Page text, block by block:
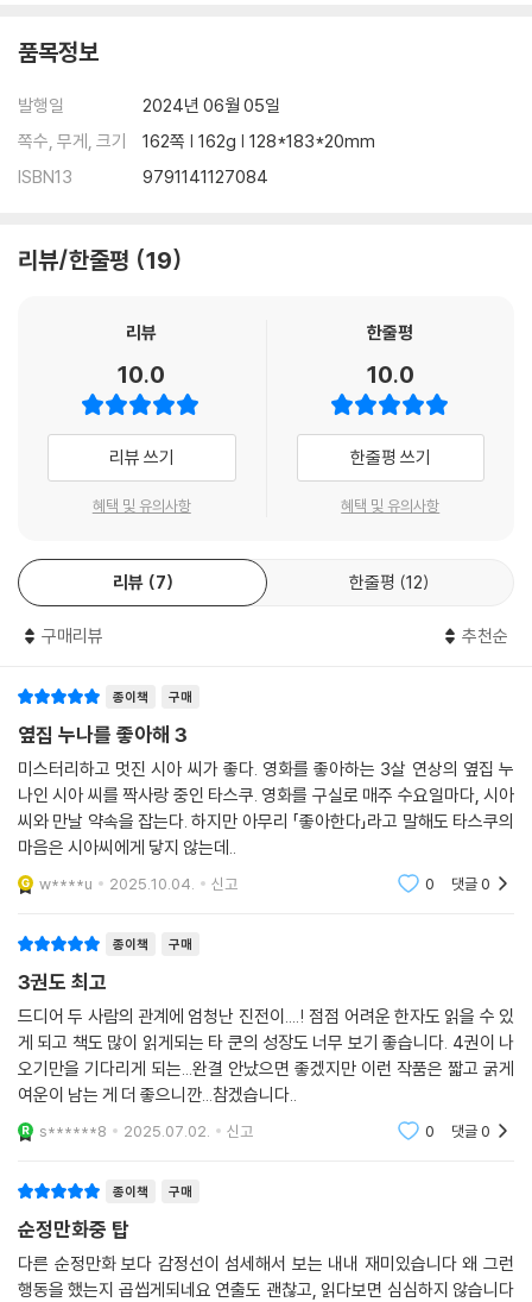
품목정보
발행일
2024년 06월 05일
쪽수, 무게, 크기
162쪽 | 162g | 128*183*20mm
ISBN13
9791141127084
리뷰/한줄평 19
리뷰
10.0
리뷰 쓰기
혜택 및 유의사항
한줄평
10.0
한줄평 쓰기
혜택 및 유의사항
리뷰 7 한줄평 12
구매리뷰 추천순
종이책 구매
옆집 누나를 좋아해 3
미스터리하고 멋진 시아 씨가 좋다. 영화를 좋아하는 3살 연상의 옆집 누
나인 시아 씨를 짝사랑 중인 타스쿠. 영화를 구실로 매주 수요일마다, 시아
씨와 만날 약속을 잡는다. 하지만 아무리 「좋아한다」라고 말해도 타스쿠의
마음은 시아씨에게 닿지 않는데..
w****u 2025.10.04. 신고 0 댓글0
종이책 구매
3권도 최고
드디어 두 사람의 관계에 엄청난 진전이....! 점점 어려운 한자도 읽을 수 있
게 되고 책도 많이 읽게되는 타 쿤의 성장도 너무 보기 좋습니다. 4권이 나
오기만을 기다리게 되는...완결 안났으면 좋겠지만 이런 작품은 짧고 굵게
여운이 남는 게 더 좋으니깐...참겠습니다..
s******8 2025.07.02. 신고 0 댓글0
종이책 구매
순정만화중 탑
다른 순정만화 보다 감정선이 섬세해서 보는 내내 재미있습니다 왜 그런
행동을 했는지 곱씹게되네요 연출도 괜찮고, 읽다보면 심심하지 않습니다